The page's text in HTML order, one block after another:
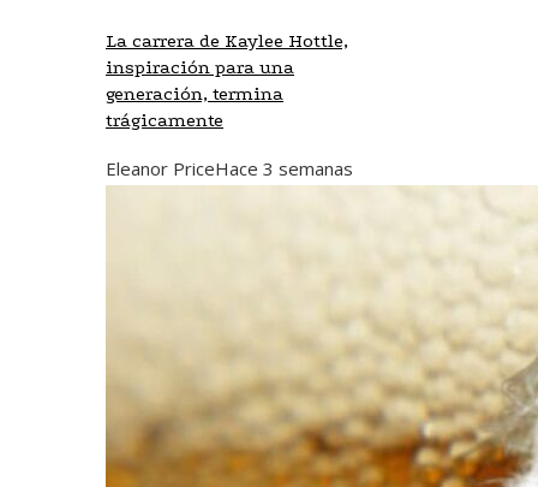
La carrera de Kaylee Hottle,
inspiración para una
generación, termina
trágicamente
Eleanor PriceHace 3 semanas